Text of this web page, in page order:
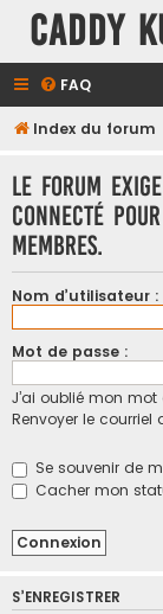
Caddy
FAQ
Index du forum
Le forum
connecté
membres.
Nom d’utilisateur :
Mot de passe :
J’ai oublié mon
Renvoyer le
Se souvenir de
Cacher mon
S’ENREGISTRER